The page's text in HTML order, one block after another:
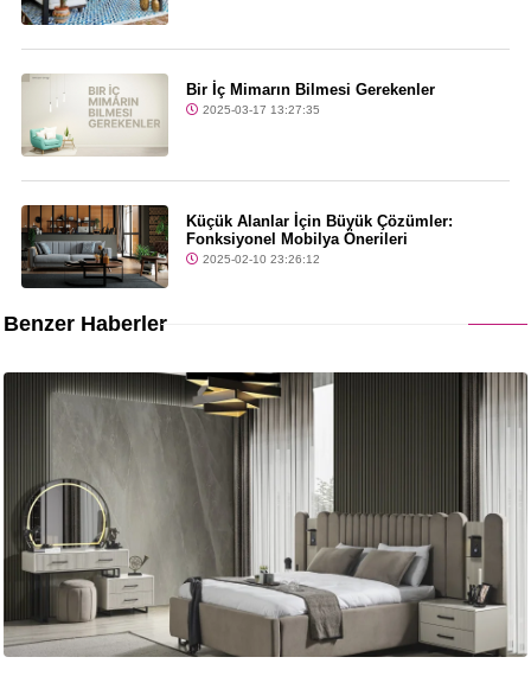
Bir İç Mimarın Bilmesi Gerekenler
2025-03-17 13:27:35
Küçük Alanlar İçin Büyük Çözümler:
Fonksiyonel Mobilya Önerileri
2025-02-10 23:26:12
Benzer Haberler